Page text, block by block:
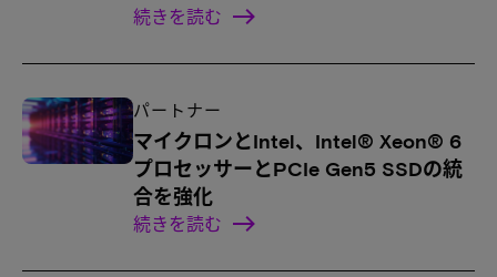
続きを読む
パートナー
マイクロンとIntel、Intel® Xeon® 6
プロセッサーとPCIe Gen5 SSDの統
合を強化
続きを読む